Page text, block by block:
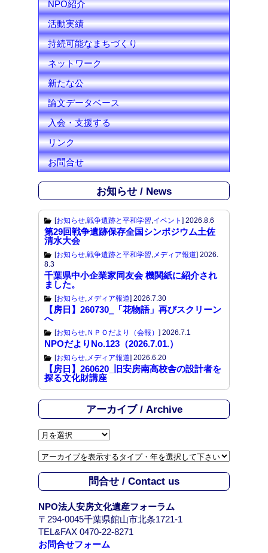
NPO紹介
活動実績
持続可能なまちづくり
ネットワーク
新たな公
論文データベース
入会・支援する
リンク
お問合せ
お知らせ / News
[お知らせ,戦争遺跡と平和学習,イベント ] 2026.8.6
第29回戦争遺跡保存全国シンポジウム土佐
清水大会
[お知らせ,戦争遺跡と平和学習,メディア報道] 2026.
8.3
千葉県中小企業家同友会 機関紙に紹介され
ました。
[お知らせ,メディア報道] 2026.7.30
【房日】260730‗「花物語」再びスクリーン
へ
[お知らせ,ＮＰＯだより（会報） ] 2026.7.1
NPOだよりNo.123（2026.7.01.）
[お知らせ,メディア報道] 2026.6.20
【房日】260620_旧安房南高校舎の設計者を
探る文化財講座
アーカイブ / Archive
ア
カ
イ
ブ
A
r
c
h
問合せ / Contact us
NPO法人安房文化遺産フォーラム
〒294-0045千葉県館山市北条1721-1
TEL&FAX 0470-22-8271
お問合せフォーム